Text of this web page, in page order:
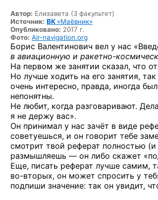
Автор: Елизавета (3 факультет)
Источник: ВК «Маёвник»
Опубликовано: 2017 г.
Фото: Air-navigation.org
Борис Валентинович вел у нас
в авиационную и ракетно-
На первом же занятии сказал, что
Но лучше ходить на его занятия,
очень интересно, правда, иногда
непонятны.
Не любит, когда разговаривают.
я не держу вас».
Он принимал у нас зачёт в виде
советуешься, и он говорит тебе
смотрит твой реферат полностью
размышляешь — он либо скажет
Еще, писать реферат лучше самим,
во-вторых, он может спросить у
подпиши значение: так он увидит,